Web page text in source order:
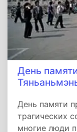
День
День памяти
трагических
многие люди